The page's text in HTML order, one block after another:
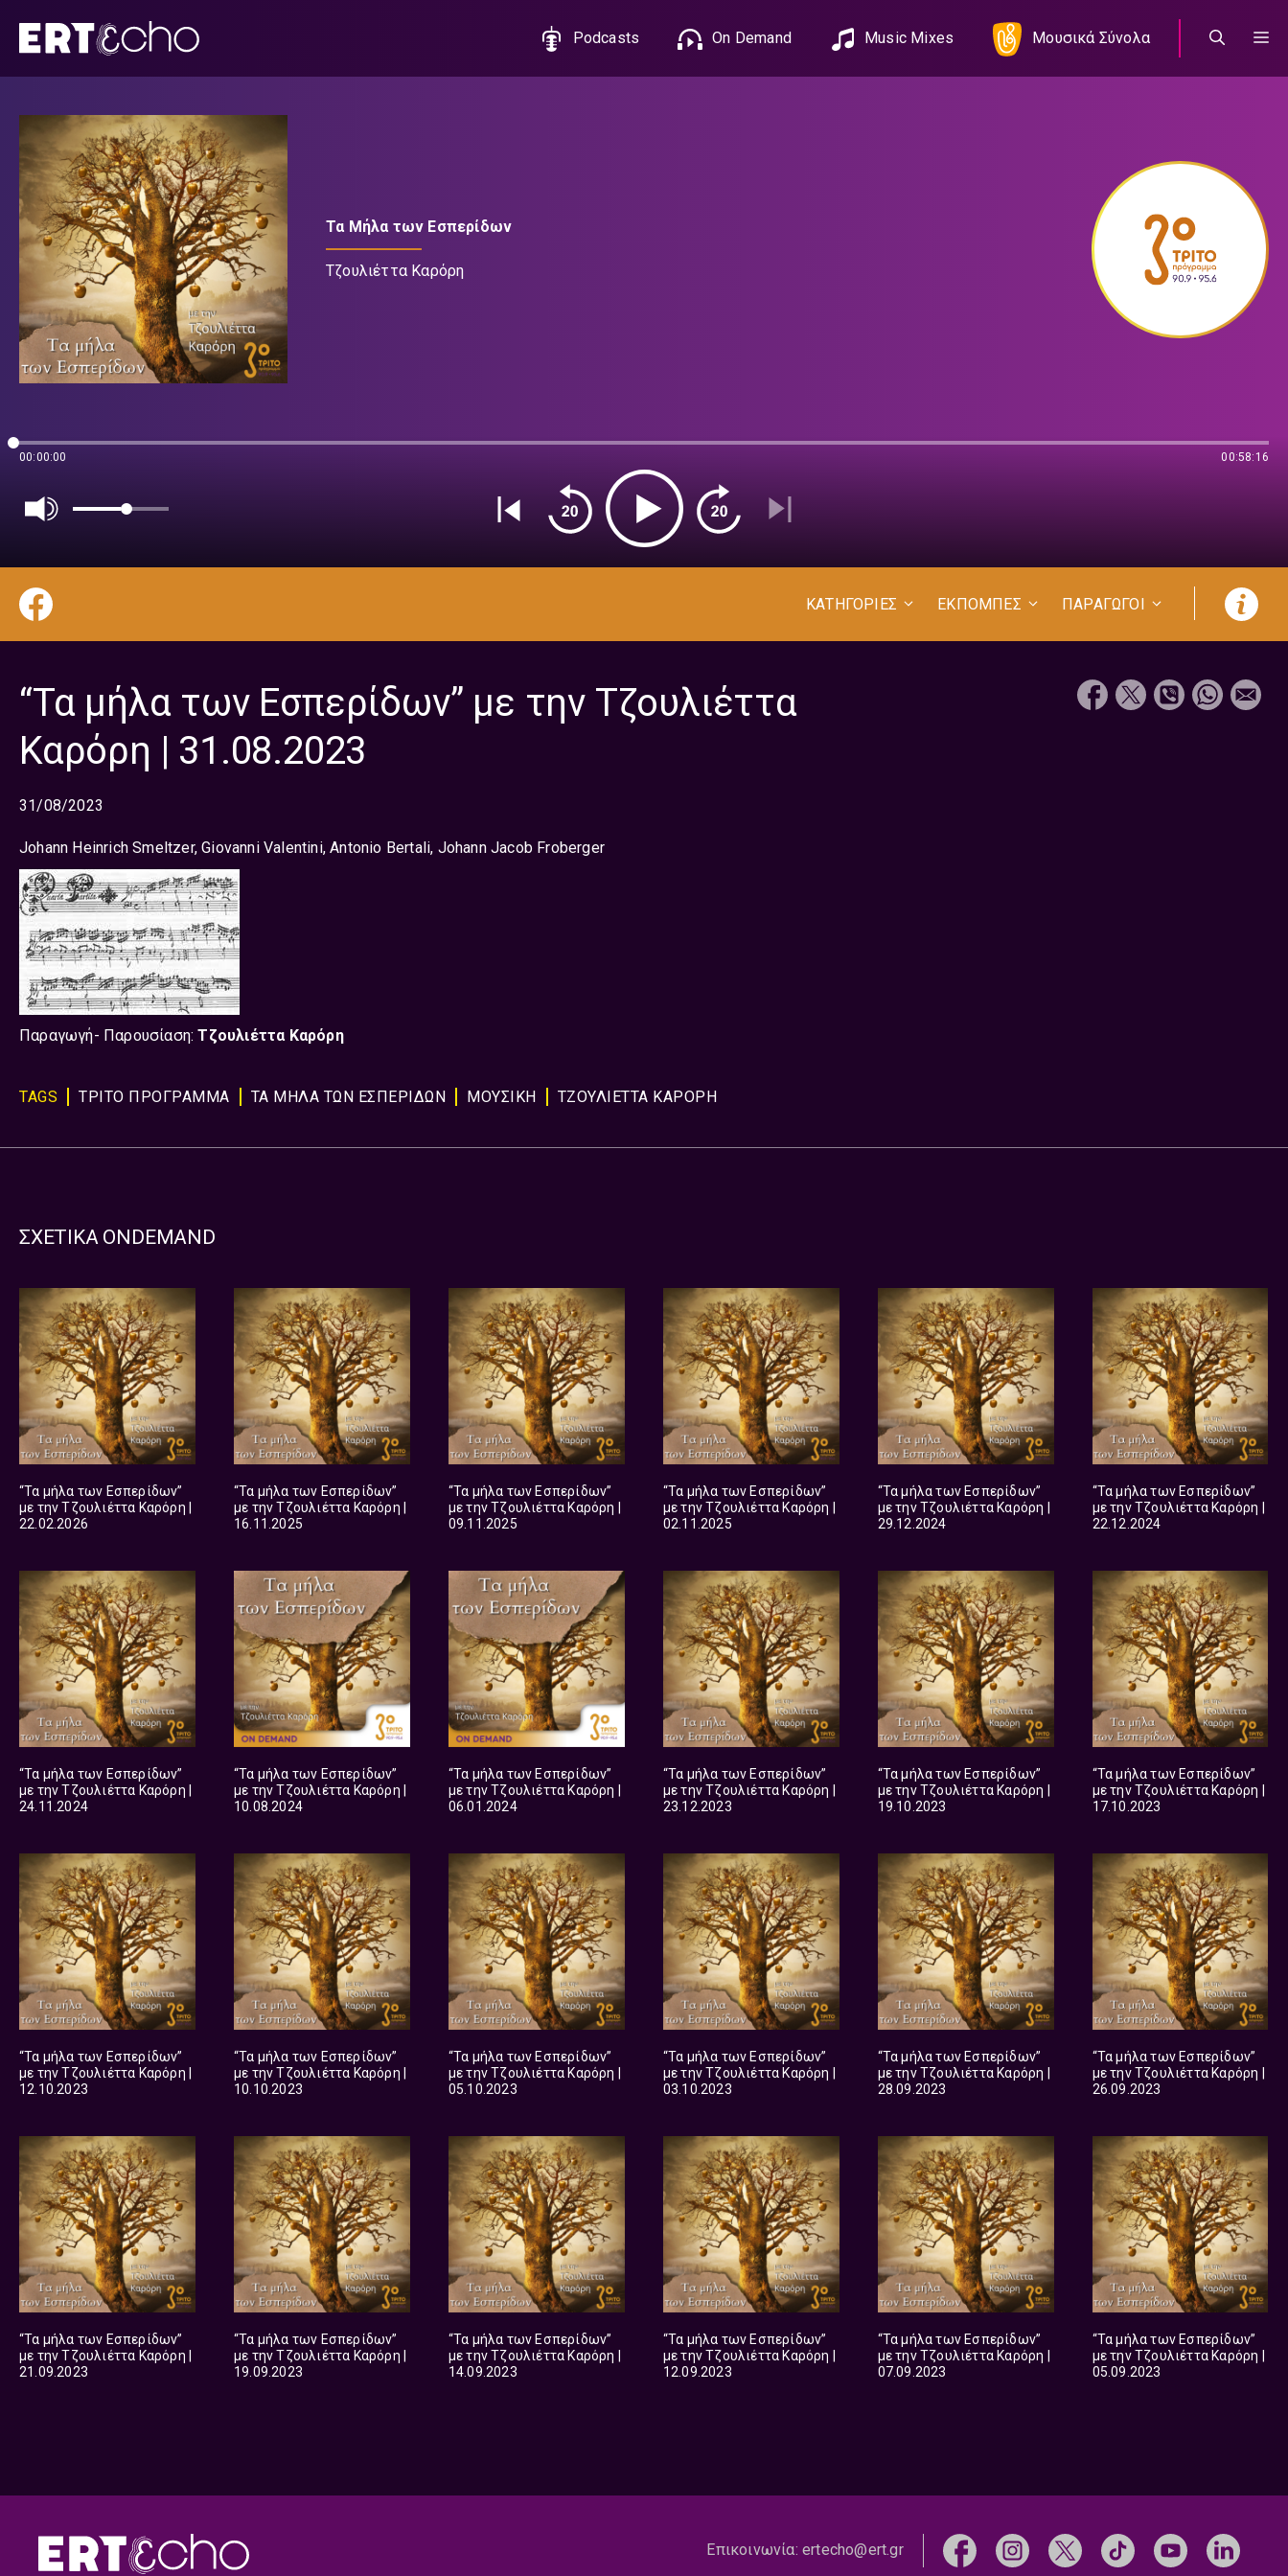
περιεχόμενο
Podcasts On Demand Music Mixes Μουσικά Σύνολα
Τα Μήλα των Εσπερίδων
Τζουλιέττα Καρόρη
00:00:00 00:58:16
ΚΑΤΗΓΟΡΙΕΣ ΕΚΠΟΜΠΕΣ ΠΑΡΑΓΩΓΟΙ
“Τα μήλα των Εσπερίδων” με την Τζουλιέττα
Καρόρη | 31.08.2023
31/08/2023
Johann Heinrich Smeltzer, Giovanni Valentini, Antonio Bertali, Johann Jacob Froberger
Παραγωγή- Παρουσίαση:Τζουλιέττα Καρόρη
TAGS ΤΡΙΤΟ ΠΡΟΓΡΑΜΜΑ ΤΑ ΜΗΛΑ ΤΩΝ ΕΣΠΕΡΙΔΩΝ ΜΟΥΣΙΚΉ ΤΖΟΥΛΙΕΤΤΑ ΚΑΡΟΡΗ
ΣΧΕΤΙΚΑ ONDEMAND
“Τα μήλα των Εσπερίδων”
με την Τζουλιέττα Καρόρη |
22.02.2026
“Τα μήλα των Εσπερίδων”
με την Τζουλιέττα Καρόρη |
16.11.2025
“Τα μήλα των Εσπερίδων”
με την Τζουλιέττα Καρόρη |
09.11.2025
“Τα μήλα των Εσπερίδων”
με την Τζουλιέττα Καρόρη |
02.11.2025
“Τα μήλα των Εσπερίδων”
με την Τζουλιέττα Καρόρη |
29.12.2024
“Τα μήλα των Εσπερίδων”
με την Τζουλιέττα Καρόρη |
22.12.2024
“Τα μήλα των Εσπερίδων”
με την Τζουλιέττα Καρόρη |
24.11.2024
“Τα μήλα των Εσπερίδων”
με την Τζουλιέττα Καρόρη |
10.08.2024
“Τα μήλα των Εσπερίδων”
με την Τζουλιέττα Καρόρη |
06.01.2024
“Τα μήλα των Εσπερίδων”
με την Τζουλιέττα Καρόρη |
23.12.2023
“Τα μήλα των Εσπερίδων”
με την Τζουλιέττα Καρόρη |
19.10.2023
“Τα μήλα των Εσπερίδων”
με την Τζουλιέττα Καρόρη |
17.10.2023
“Τα μήλα των Εσπερίδων”
με την Τζουλιέττα Καρόρη |
12.10.2023
“Τα μήλα των Εσπερίδων”
με την Τζουλιέττα Καρόρη |
10.10.2023
“Τα μήλα των Εσπερίδων”
με την Τζουλιέττα Καρόρη |
05.10.2023
“Τα μήλα των Εσπερίδων”
με την Τζουλιέττα Καρόρη |
03.10.2023
“Τα μήλα των Εσπερίδων”
με την Τζουλιέττα Καρόρη |
28.09.2023
“Τα μήλα των Εσπερίδων”
με την Τζουλιέττα Καρόρη |
26.09.2023
“Τα μήλα των Εσπερίδων”
με την Τζουλιέττα Καρόρη |
21.09.2023
“Τα μήλα των Εσπερίδων”
με την Τζουλιέττα Καρόρη |
19.09.2023
“Τα μήλα των Εσπερίδων”
με την Τζουλιέττα Καρόρη |
14.09.2023
“Τα μήλα των Εσπερίδων”
με την Τζουλιέττα Καρόρη |
12.09.2023
“Τα μήλα των Εσπερίδων”
με την Τζουλιέττα Καρόρη |
07.09.2023
“Τα μήλα των Εσπερίδων”
με την Τζουλιέττα Καρόρη |
05.09.2023
Επικοινωνία:ertecho@ert.gr